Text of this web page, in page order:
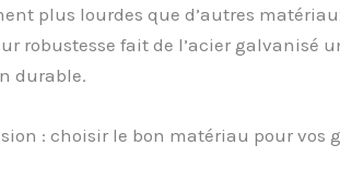
plus lourdes que d’autres
robustesse fait de l’acier galvanisé
durable.
: choisir le bon matériau pour vos